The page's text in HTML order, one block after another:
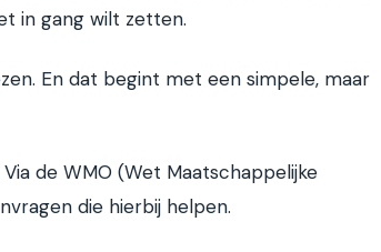
in gang wilt zetten.
En dat begint met een simpele, maar
de WMO (Wet Maatschappelijke
die hierbij helpen.